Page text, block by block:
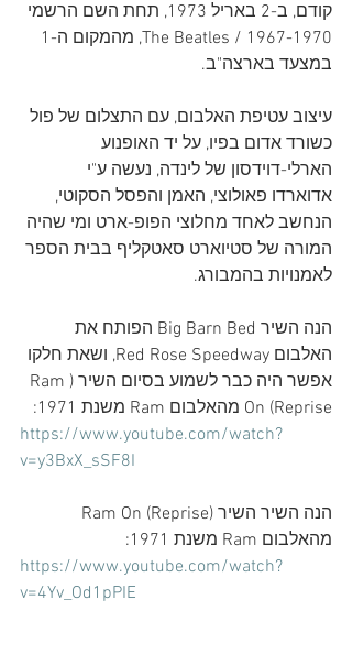
קודם, ב-2 באריל 1973, תחת השם הרשמי
במצעד בארצה"ב.
עיצוב עטיפת האלבום, עם התצלום של פול
כשורד אדום בפיו, על יד האופנוע
הארלי-דוידסון של לינדה, נעשה ע"י
אדוארדו פאולוצי, האמן והפסל הסקוטי,
הנחשב לאחד מחלוצי הפופ-ארט ומי שהיה
המורה של סטיוארט סאטקליף בבית הספר
לאמנויות בהמבורג.
הנה השיר Big Barn Bed הפותח את
האלבום Red Rose Speedway, ושאת חלקו
אפשר היה כבר לשמוע בסיום השיר (Ram
On (Reprise מהאלבום Ram משנת 1971:
https://www.youtube.com/watch?
v=y3BxX_sSF8I
מהאלבום Ram משנת 1971:
https://www.youtube.com/watch?
v=4Yv_Od1pPIE